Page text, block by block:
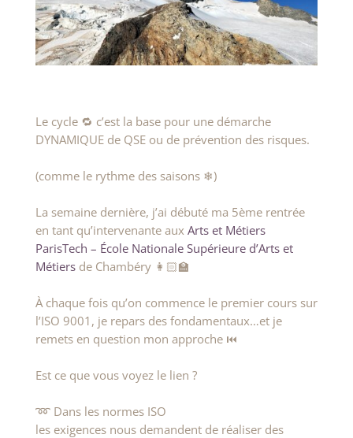
Le cycle 🔁 c’est la base pour une démarche
DYNAMIQUE de QSE ou de prévention des risques.
(comme le rythme des saisons ❄)
La semaine dernière, j’ai débuté ma 5ème rentrée
en tant qu’intervenante aux Arts et Métiers
ParisTech – École Nationale Supérieure d’Arts et
Métiers de Chambéry 👩🏻‍🏫
À chaque fois qu’on commence le premier cours sur
l’ISO 9001, je repars des fondamentaux…et je
remets en question mon approche ⏮
Est ce que vous voyez le lien ?
➿ Dans les normes ISO
les exigences nous demandent de réaliser des